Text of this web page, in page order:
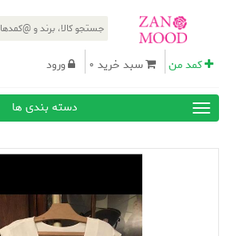
کمد من سبد خرید 0 ورود
دسته بندی ها